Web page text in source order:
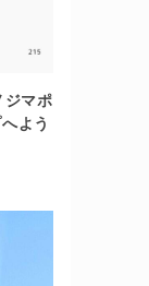
マポ
よう